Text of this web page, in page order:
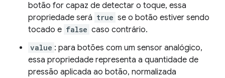
botão for capaz de detectar o toque, essa
propriedade será true se o botão estiver sendo
tocado e false caso contrário.
value : para botões com um sensor analógico,
essa propriedade representa a quantidade de
pressão aplicada ao botão, normalizada